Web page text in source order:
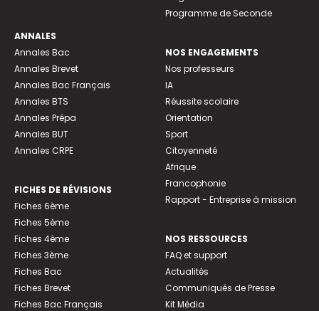
ANNALES
Annales Bac
Annales Brevet
Annales Bac Français
Annales BTS
Annales Prépa
Annales BUT
Annales CRPE
FICHES DE RÉVISIONS
Fiches 6ème
Fiches 5ème
Fiches 4ème
Fiches 3ème
Fiches Bac
Fiches Brevet
Fiches Bac Français
Programme de Seconde
NOS ENGAGEMENTS
Nos professeurs
IA
Réussite scolaire
Orientation
Sport
Citoyenneté
Afrique
Francophonie
Rapport - Entreprise à mission
NOS RESSOURCES
FAQ et support
Actualités
Communiqués de Presse
Kit Média